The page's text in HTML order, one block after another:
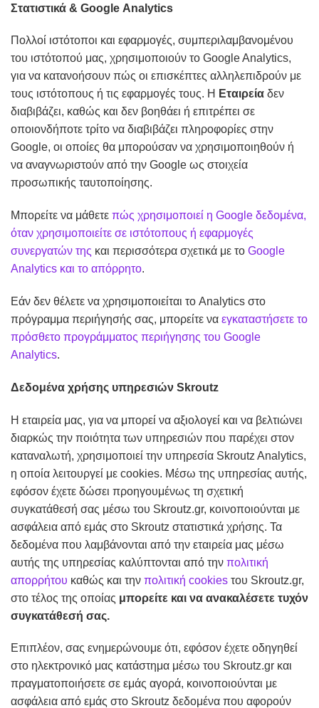
Στατιστικά & Google Analytics
Πολλοί ιστότοποι και εφαρμογές, συμπεριλαμβανομένου
του ιστότοπού μας, χρησιμοποιούν το Google Analytics,
για να κατανοήσουν πώς οι επισκέπτες αλληλεπιδρούν με
τους ιστότοπους ή τις εφαρμογές τους. Η Εταιρεία δεν
διαβιβάζει, καθώς και δεν βοηθάει ή επιτρέπει σε
οποιονδήποτε τρίτο να διαβιβάζει πληροφορίες στην
Google, οι οποίες θα μπορούσαν να χρησιμοποιηθούν ή
να αναγνωριστούν από την Google ως στοιχεία
προσωπικής ταυτοποίησης.
Μπορείτε να μάθετε πώς χρησιμοποιεί η Google δεδομένα,
όταν χρησιμοποιείτε σε ιστότοπους ή εφαρμογές
συνεργατών της και περισσότερα σχετικά με το Google
Analytics και το απόρρητο.
Εάν δεν θέλετε να χρησιμοποιείται το Analytics στο
πρόγραμμα περιήγησής σας, μπορείτε να εγκαταστήσετε το
πρόσθετο προγράμματος περιήγησης του Google
Analytics.
Δεδομένα χρήσης υπηρεσιών Skroutz
Η εταιρεία μας, για να μπορεί να αξιολογεί και να βελτιώνει
διαρκώς την ποιότητα των υπηρεσιών που παρέχει στον
καταναλωτή, χρησιμοποιεί την υπηρεσία Skroutz Analytics,
η οποία λειτουργεί με cookies. Μέσω της υπηρεσίας αυτής,
εφόσον έχετε δώσει προηγουμένως τη σχετική
συγκατάθεσή σας μέσω του Skroutz.gr, κοινοποιούνται με
ασφάλεια από εμάς στο Skroutz στατιστικά χρήσης. Τα
δεδομένα που λαμβάνονται από την εταιρεία μας μέσω
αυτής της υπηρεσίας καλύπτονται από την πολιτική
απορρήτου καθώς και την πολιτική cookies του Skroutz.gr,
στο τέλος της οποίας μπορείτε και να ανακαλέσετε τυχόν
συγκατάθεσή σας.
Επιπλέον, σας ενημερώνουμε ότι, εφόσον έχετε οδηγηθεί
στο ηλεκτρονικό μας κατάστημα μέσω του Skroutz.gr και
πραγματοποιήσετε σε εμάς αγορά, κοινοποιούνται με
ασφάλεια από εμάς στο Skroutz δεδομένα που αφορούν